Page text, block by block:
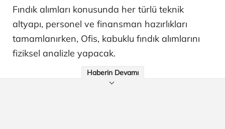
Fındık alımları konusunda her türlü teknik
altyapı, personel ve finansman hazırlıkları
tamamlanırken, Ofis, kabuklu fındık alımlarını
fiziksel analizle yapacak.
Haberin Devamı